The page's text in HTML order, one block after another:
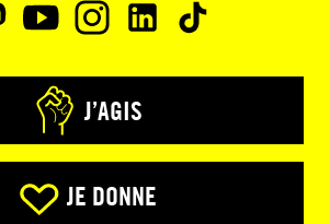
J’AGIS
JE DONNE